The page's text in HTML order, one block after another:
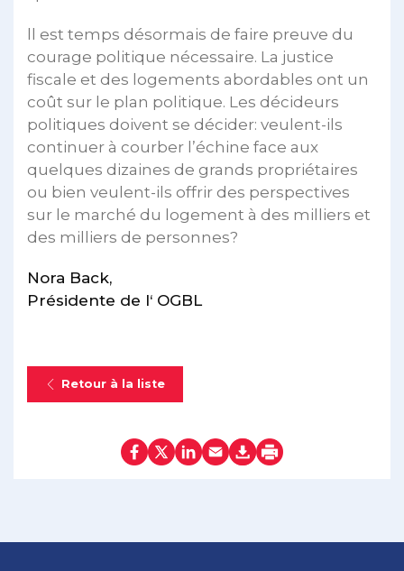
ll est temps désormais de faire preuve du
courage politique nécessaire. La justice
fiscale et des logements abordables ont un
coût sur le plan politique. Les décideurs
politiques doivent se décider: veulent-ils
continuer à courber l’échine face aux
quelques dizaines de grands propriétaires
ou bien veulent-ils offrir des perspectives
sur le marché du logement à des milliers et
des milliers de personnes?
Nora Back,
Présidente de l‘ OGBL
Retour à la liste